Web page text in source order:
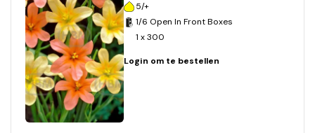
5/+
1/6 Open In Front Boxes
1 x 300
Login om te bestellen